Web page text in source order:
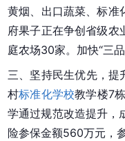
黄烟、出口蔬菜、标准
府果子正在争创省级农
庭农场30家。加快“三
三、坚持民生优先，
村标准化学校教学楼7
学通过规范改造提升，
险参保金额560万元，